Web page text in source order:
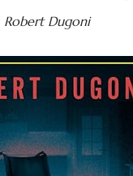
Robert Dugoni